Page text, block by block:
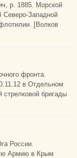
р. 1885. Морской
Северо-Западной
[Волков
фронта.
в Отдельном
стрелковой бригады
России.
Армию в Крым